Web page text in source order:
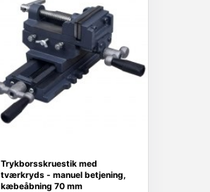
Trykborsskruestik med
tværkryds - manuel betjening,
kæbeåbning 70 mm